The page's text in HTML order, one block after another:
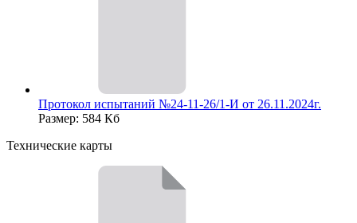
Протокол испытаний №24-11-26/1-И от 26.11.2024г.
Размер: 584 Кб
Технические карты